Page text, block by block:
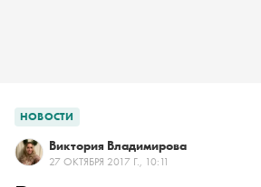
НОВОСТИ
Виктория Владимирова
27 ОКТЯБРЯ 2017 Г., 10:11